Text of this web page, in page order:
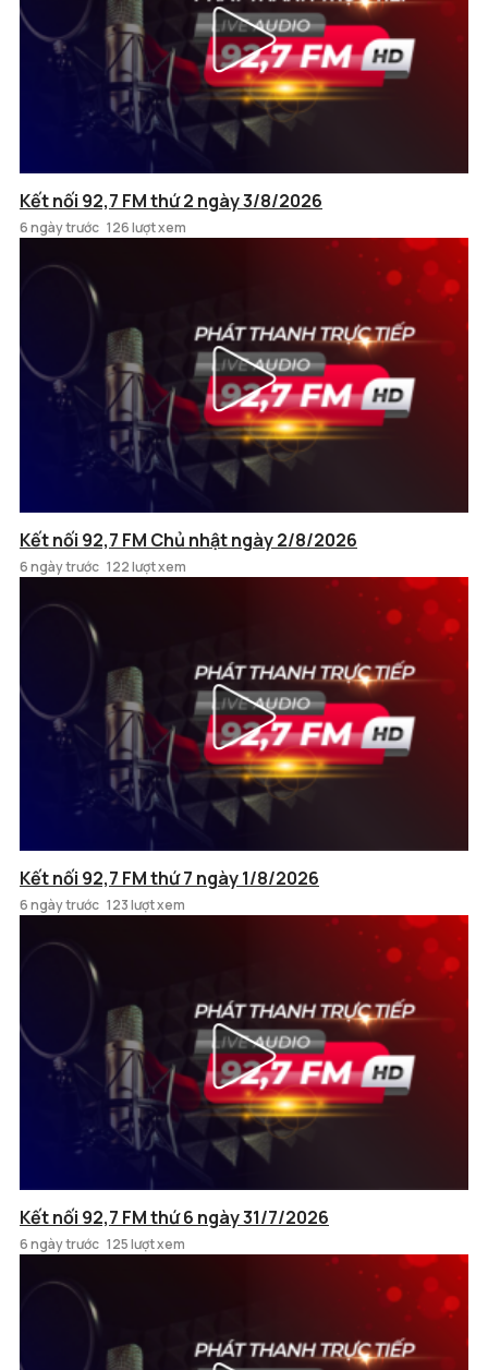
Kết nối 92,7 FM thứ 2 ngày 3/8/2026
6 ngày trước 126 lượt xem
Kết nối 92,7 FM Chủ nhật ngày 2/8/2026
6 ngày trước 122 lượt xem
Kết nối 92,7 FM thứ 7 ngày 1/8/2026
6 ngày trước 123 lượt xem
Kết nối 92,7 FM thứ 6 ngày 31/7/2026
6 ngày trước 125 lượt xem